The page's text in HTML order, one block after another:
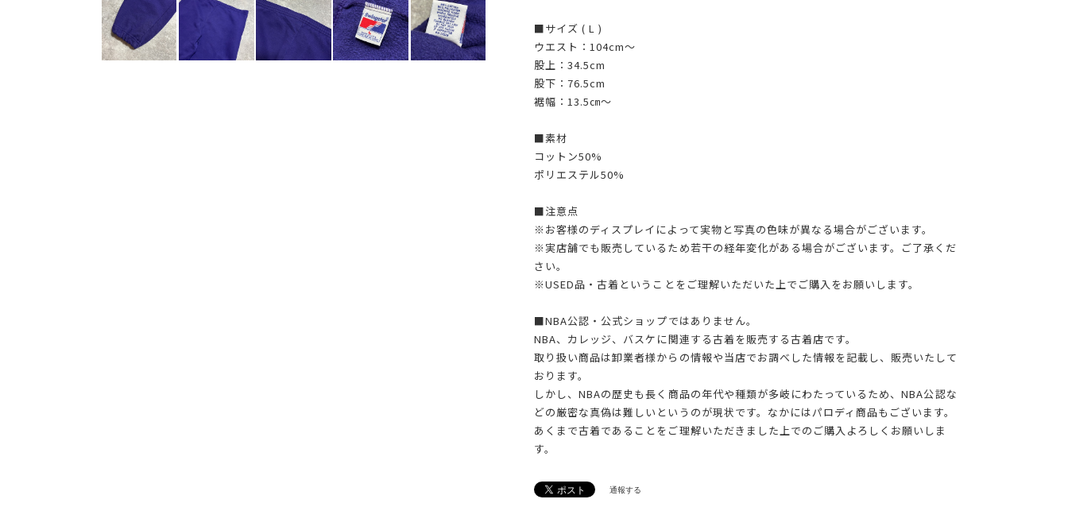
■サイズ ( L )
ウエスト：104cm～
股上：34.5cm
股下：76.5cm
裾幅：13.5㎝～
■素材
コットン50%
ポリエステル50%
■注意点
※お客様のディスプレイによって実物と写真の色味が異なる場合がございます。
※実店舗でも販売しているため若干の経年変化がある場合がございます。ご了承くだ
さい。
※USED品・古着ということをご理解いただいた上でご購入をお願いします。
■NBA公認・公式ショップではありません。
NBA、カレッジ、バスケに関連する古着を販売する古着店です。
取り扱い商品は卸業者様からの情報や当店でお調べした情報を記載し、販売いたして
おります。
しかし、NBAの歴史も長く商品の年代や種類が多岐にわたっているため、NBA公認な
どの厳密な真偽は難しいというのが現状です。なかにはパロディ商品もございます。
あくまで古着であることをご理解いただきました上でのご購入よろしくお願いしま
す。
通報する